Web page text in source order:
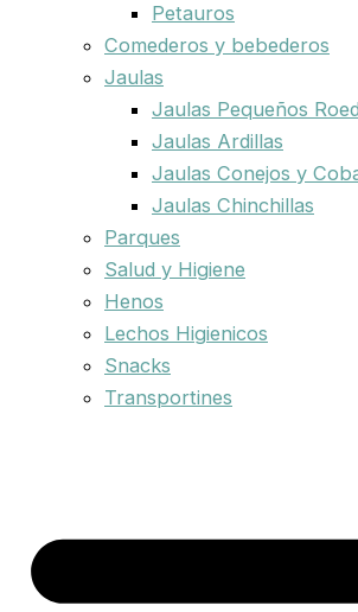
Petauros
Comederos y bebederos
Jaulas
Jaulas Pequeños
Jaulas Ardillas
Jaulas Conejos y
Jaulas Chinchillas
Parques
Salud y Higiene
Henos
Lechos Higienicos
Snacks
Transportines